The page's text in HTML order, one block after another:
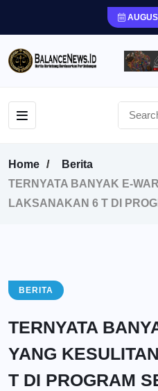
Home
Berita
TERNYATA BANYAK E-
LAKSANAKAN 6 T DI
BERITA
TERNYATA
YANG
T DI PROGRAM